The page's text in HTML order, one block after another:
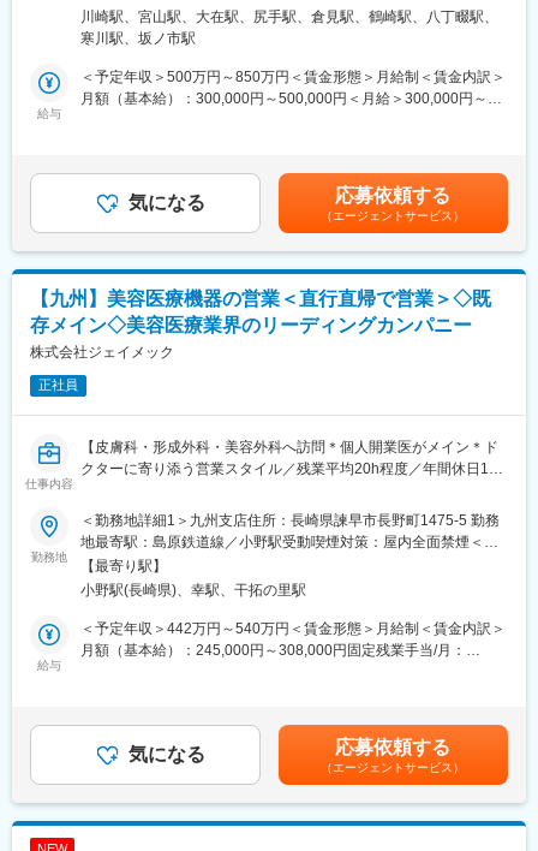
を置いております。
オンコロジー領域等の知識を提供するe-learningはもちろん、専門
領域のKOLへの営業ロールプレイングの機会もあり、生き残るMR
としての営業スキルを身に着けることが可能です。
当社の研修内容は大手製薬企業所属MR教育にも使用されておりま
変更の範囲：本文参照
・生産装置の自動化運用に向けたプログラム開発、導入支援、運
用（SEMI GEM300）
・大規模なMESシステムの導入、ユーザへの運用支援、サーバの
運用（AIX、Linux、Windows）
上記のいずれかのスキルや経験があれば、適応が早いです。
未経験者であっても、業務に合わせてOJTで教育いたします。
生産ラインの各製造装置とオンライン通信で接続し、プロセス情
報を大量にデータベースへ蓄積します。生産される製品はロット
として自動的に搬送され、自動的に着工/完成されます。そして、
より効率的に生産するための周辺システムの開発や、生産システ
ムの安定化に向けたシステムの維持、異常検知の導入なども開発
しています。
現在、3カ所の拠点（川崎、平塚、大分）を10人程度でリモート
で運用監視しており、更なる安定化のために人数の拡大を行いま
す。業務を習熟したのちには、在宅勤務も可能（詳細は面談後）
■先輩社員の声：
転職者も経験を積めばリーダーとして活躍できます。周囲も親切
であり、教育なども充実しています。社外のベンダーとも対等に
す。システム構成は複雑ですが、これによって半導体工場が自動
で生産していると考えれば自分の業務が重要さを認識できます。1
1 受動喫煙対策：屋内全面禁煙＜勤務地詳細3＞大分事業所住所：
大分県大分市丹生993-1 受動喫煙対策：屋内全面禁煙変更の範
川崎駅、宮山駅、大在駅、尻手駅、倉見駅、鶴崎駅、八丁畷駅、
寒川駅、坂ノ市駅
給与
＜予定年収＞500万円～850万円＜賃金形態＞月給制＜賃金内訳＞
月額（基本給）：300,000円～500,000円＜月給＞300,000円～
内定通知書にてお伝えします。・昇給：年1回・賞与：年2回（6
月・12月）賃金はあくまでも目安の金額であり、選考を通じて上
下する可能性があります。月給(月額)は固定手当を含めた表記で
す。
気になる 応募依頼する
（エージェントサービス）
【九州】美容医療機器の営業＜直行直帰で営業＞◇既
存メイン◇美容医療業界のリーディングカンパニー
株式会社ジェイメック
正社員
仕事内容
【皮膚科・形成外科・美容外科へ訪問＊個人開業医がメイン＊ド
クターに寄り添う営業スタイル／残業平均20h程度／年間休日123
■業務内容：
医療機器の提案営業をお任せいたします。
九州支店の顧客数はおよそ500施設です。一度お付き合いが始ま
ると、長期的なお付き合いになるクリニックが多いです。
常にすべての顧客へアプローチしているのではなく、お客様の状
況により、訪問頻度を変えながらフォローを行っています。
リューション営業
・学会・セミナーでのアテンド
※顧客は個人開業医がメインとなりますが、大学病院などへの営業
勤務地
＜勤務地詳細1＞九州支店住所：長崎県諫早市長野町1475-5 勤務
地最寄駅：島原鉄道線／小野駅受動喫煙対策：屋内全面禁煙＜勤
務地詳細2＞直行直帰（九州エリア）住所：自宅からの直行直帰で
す。 受動喫煙対策：屋内全面禁煙変更の範囲：会社の定める事業
【最寄り駅】
小野駅(長崎県)、幸駅、干拓の里駅
給与
＜予定年収＞442万円～540万円＜賃金形態＞月給制＜賃金内訳＞
月額（基本給）：245,000円～308,000円固定残業手当/月：
はこれまでのご経験を考慮し、決定致します。※固定残業代は外勤
みなし手当として支給いたします。■賞与：年2回（6月・12月）※
業績によって特別賞与あり賃金はあくまでも目安の金額であり、
選考を通じて上下する可能性があります。月給(月額)は固定手当を
含めた表記です。
気になる 応募依頼する
（エージェントサービス）